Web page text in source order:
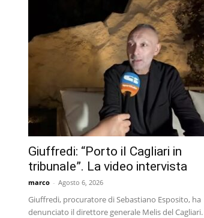
Giuffredi: “Porto il Cagliari in
tribunale”. La video intervista
marco - Agosto 6, 2026
Giuffredi, procuratore di Sebastiano Esposito, ha
denunciato il direttore generale Melis del